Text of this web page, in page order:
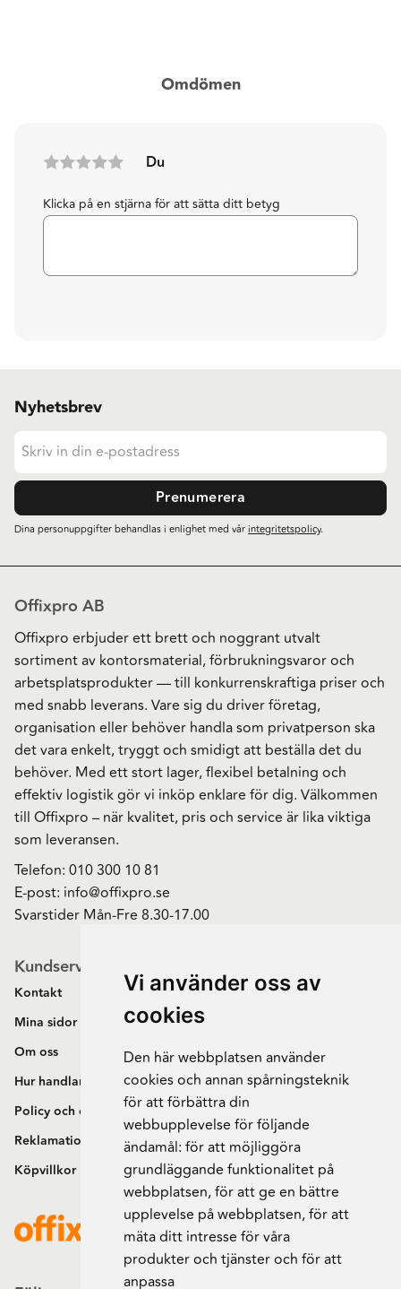
Vi använder oss av
cookies
Den här webbplatsen använder
cookies och annan spårningsteknik
för att förbättra din
webbupplevelse för följande
ändamål: för att möjliggöra
grundläggande funktionalitet på
webbplatsen,för att ge en bättre
upplevelse på webbplatsen,för att
mäta ditt intresse för våra
produkter och tjänster och för att
anpassa
Omdömen
Du
Klicka på en stjärna för att sätta ditt betyg
Nyhetsbrev
Prenumerera
Dina personuppgifter behandlas i enlighet med vårintegritetspolicy.
Offixpro AB
Offixpro erbjuder ett brett och noggrant utvalt
sortiment av kontorsmaterial, förbrukningsvaror och
arbetsplatsprodukter — till konkurrenskraftiga priser och
med snabb leverans. Vare sig du driver företag,
organisation eller behöver handla som privatperson ska
det vara enkelt, tryggt och smidigt att beställa det du
behöver. Med ett stort lager, flexibel betalning och
effektiv logistik gör vi inköp enklare för dig. Välkommen
till Offixpro – när kvalitet, pris och service är lika viktiga
som leveransen.
Telefon: 010 300 10 81
E-post: info@offixpro.se
Svarstider Mån-Fre 8.30-17.00
Kundservice
Kontakt
Mina sidor
Om oss
Hur handlar jag?
Policy och cookies
Reklamation och retur
Köpvillkor